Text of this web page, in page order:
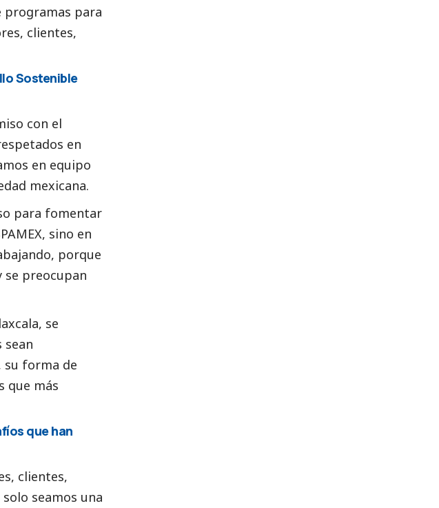
programas para
clientes,
Sostenible
con el
en
en equipo
mexicana.
para fomentar
sino en
porque
preocupan
se
su forma de
que más
que han
clientes,
seamos una